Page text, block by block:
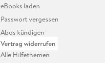
eBooks laden
Passwort vergessen
Abos kündigen
Vertrag widerrufen
Alle Hilfethemen